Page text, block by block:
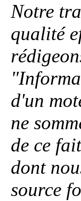
Notre
qualité
"
d'un
ne
de ce
dont
source